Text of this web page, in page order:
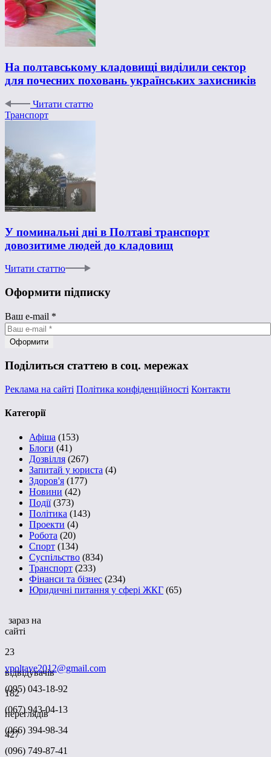
На полтавському кладовищі виділили сектор
для почесних поховань українських захисників
Читати статтю
Транспорт
У поминальні дні в Полтаві транспорт
довозитиме людей до кладовищ
Читати статтю
Оформити підписку
Ваш e-mail *
Поділиться статтею в соц. мережах
Реклама на сайті Політика конфіденційності Контакти
Категорії
Афіша (153)
Блоги (41)
Дозвілля (267)
Запитай у юриста (4)
Здоров'я (177)
Новини (42)
Події(373)
Політика (143)
Проекти (4)
Робота (20)
Спорт (134)
Суспільство (834)
Транспорт (233)
Фінанси та бізнес (234)
Юридичні питання у сфері ЖКГ (65)
зараз на
сайті
23
відвідувачів
182
переглядів
427
vpoltave2012@gmail.com
(095) 043-18-92
(067) 943-04-13
(066) 394-98-34
(096) 749-87-41